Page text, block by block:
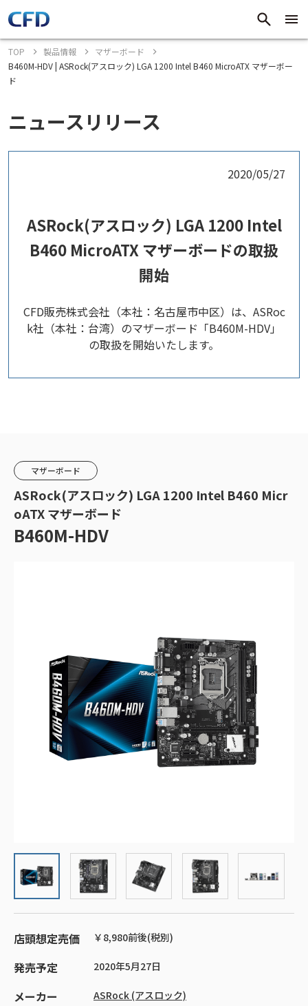
TOP 製品情報
マザーボード
B460M-HDV | ASRock(アスロック) LGA 1200 Intel B460 MicroATX マザーボー
ド
ニュースリリース
2020/05/27
ASRock(アスロック) LGA 1200 Intel
B460 MicroATX マザーボードの取扱
開始
CFD販売株式会社（本社：名古屋市中区）は、ASRoc
k社（本社：台湾）のマザーボード「B460M-HDV」
の取扱を開始いたします。
マザーボード
ASRock(アスロック) LGA 1200 Intel B460 Micr
oATX マザーボード
B460M-HDV
店頭想定売価 ￥8,980前後(税別)
発売予定 2020年5月27日
メーカー ASRock (アスロック)